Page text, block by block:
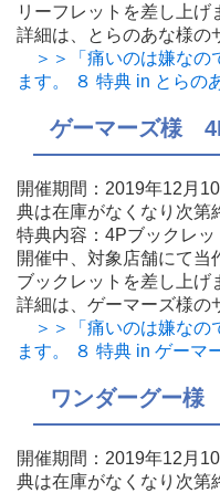
リーフレットを差し上げ
詳細は、とらのあな様の
＞＞「痛いのは嫌なの
ます。 ８ 特典 in とらの
ゲーマーズ様
開催期間：2019年12月
典は在庫がなくなり次第
特典内容：4Pブックレッ
開催中、対象店舗にて当
ブックレットを差し上げ
詳細は、ゲーマーズ様の
＞＞「痛いのは嫌なの
ます。 ８ 特典 in ゲーマ
ワンダーグー
開催期間：2019年12月
典は在庫がなくなり次第